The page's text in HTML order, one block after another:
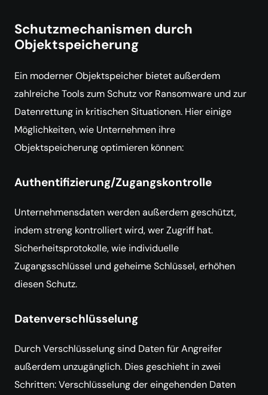
Schutzmechanismen durch
Objektspeicherung
Ein moderner Objektspeicher bietet außerdem
zahlreiche Tools zum Schutz vor Ransomware und zur
Datenrettung in kritischen Situationen. Hier einige
Möglichkeiten, wie Unternehmen ihre
Objektspeicherung optimieren können:
Authentifizierung/Zugangskontrolle
Unternehmensdaten werden außerdem geschützt,
indem streng kontrolliert wird, wer Zugriff hat.
Sicherheitsprotokolle, wie individuelle
Zugangsschlüssel und geheime Schlüssel, erhöhen
diesen Schutz.
Datenverschlüsselung
Durch Verschlüsselung sind Daten für Angreifer
außerdem unzugänglich. Dies geschieht in zwei
Schritten: Verschlüsselung der eingehenden Daten